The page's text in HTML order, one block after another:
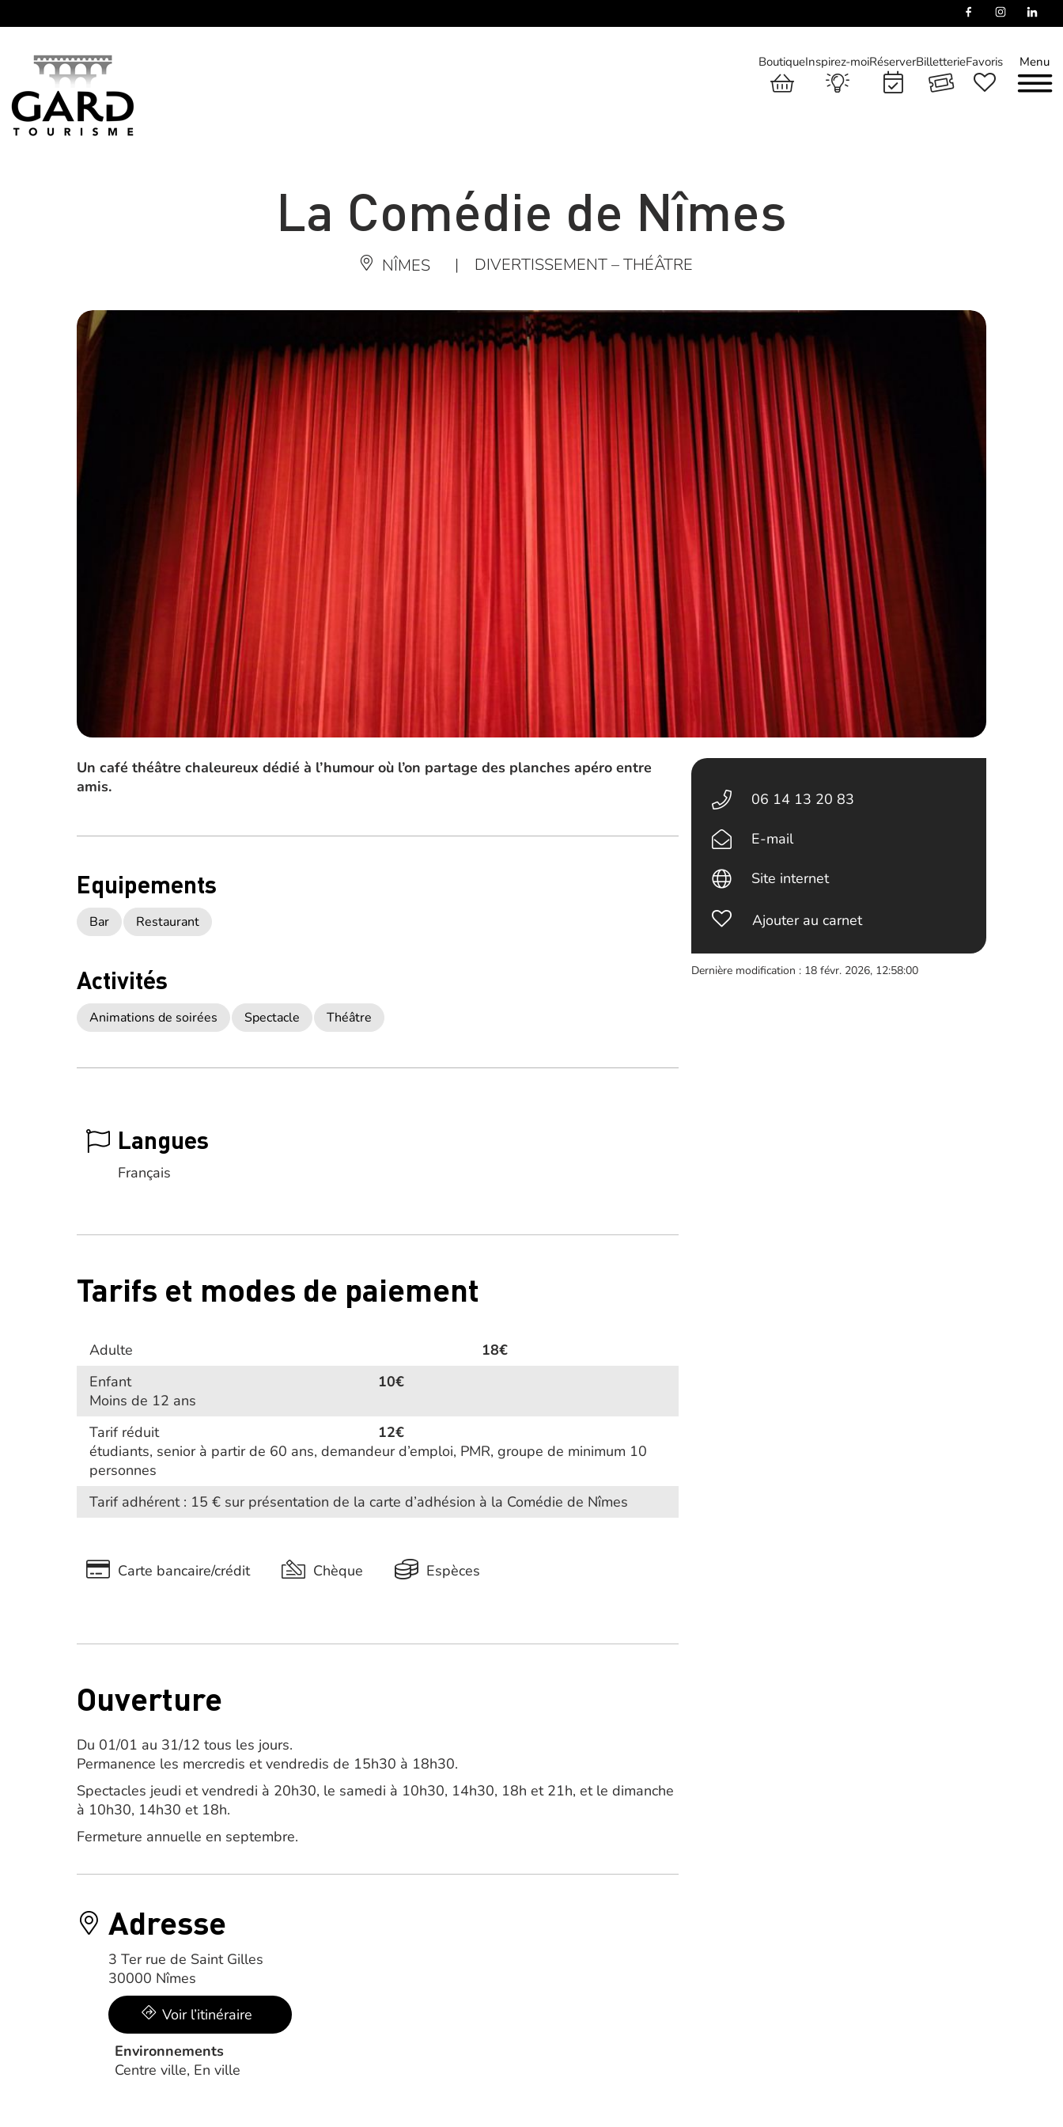
Menu
BoutiqueInspirez-moiRéserverBilletterieFavoris
La Comédie de Nîmes
NÎMES | DIVERTISSEMENT – THÉÂTRE
Un café théâtre chaleureux dédié à l’humour où l’on partage des planches apéro entre
amis.
Equipements
Bar Restaurant
Activités
Animations de soirées Spectacle Théâtre
Langues
Français
Tarifs et modes de paiement
Adulte
18€
Enfant
10€
Moins de 12 ans
Tarif réduit
12€
étudiants, senior à partir de 60 ans, demandeur d’emploi, PMR, groupe de minimum 10
personnes
Tarif adhérent : 15 € sur présentation de la carte d’adhésion à la Comédie de Nîmes
Carte bancaire/crédit Chèque Espèces
Ouverture
Du 01/01 au 31/12 tous les jours.
Permanence les mercredis et vendredis de 15h30 à 18h30.
Spectacles jeudi et vendredi à 20h30, le samedi à 10h30, 14h30, 18h et 21h, et le dimanche
à 10h30, 14h30 et 18h.
Fermeture annuelle en septembre.
Adresse
3 Ter rue de Saint Gilles
30000 Nîmes
Voir l’itinéraire
Environnements
Centre ville, En ville
06 14 13 20 83
E-mail
Site internet
Ajouter au carnet
Dernière modification : 18 févr. 2026, 12:58:00